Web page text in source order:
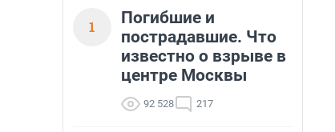
1
Погибшие и
пострадавшие. Что
известно о взрыве в
центре Москвы
92 528 217